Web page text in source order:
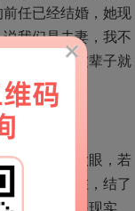
任已经结婚，她现
我们是夫妻，我不
难不成我这辈子就
对婚前睁大眼，若
一起。现在，结了
屈。生活是现实